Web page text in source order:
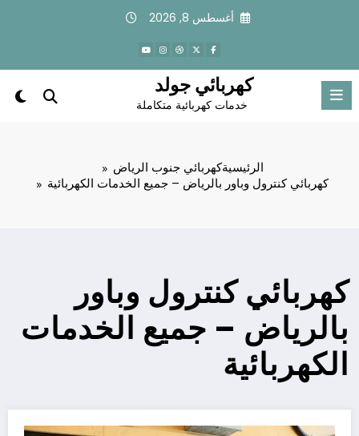
أغسطس 8, 2026
كهربائي جولد
خدمات كهربائية متكاملة
الرئيسيةكهربائي جنوب الرياض
كهربائي كنترول وباور بالرياض – جميع الخدمات الكهربائية
كهربائي كنترول وباور
بالرياض – جميع الخدمات
الكهربائية